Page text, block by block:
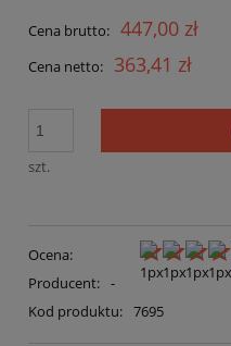
Cena brutto: 447,00 zł
Cena netto: 363,41 zł
szt.
Ocena:
Producent: -
Kod produktu: 7695